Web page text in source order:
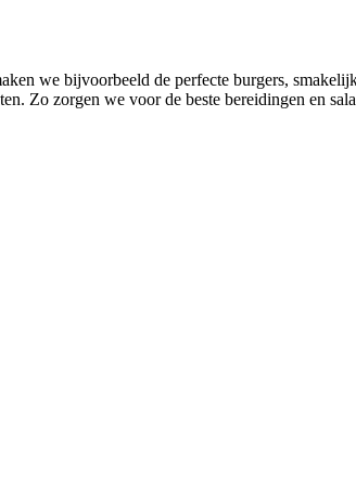
we bijvoorbeeld de perfecte burgers,
Zo zorgen we voor de beste bereidingen en